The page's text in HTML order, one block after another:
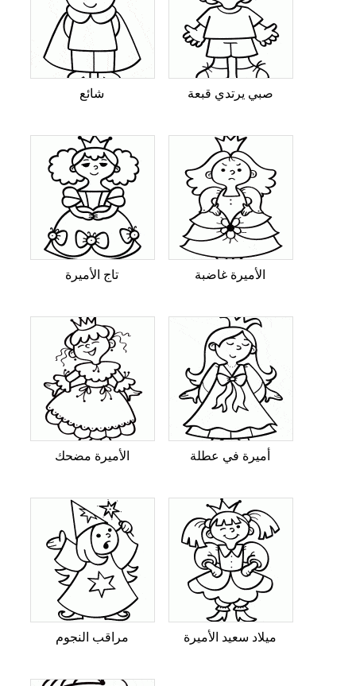
شائع صبي يرتدي قبعة
تاج الأميرة الأميرة غاضبة
الأميرة مضحك أميرة في عطلة
مراقب النجوم ميلاد سعيد الأميرة